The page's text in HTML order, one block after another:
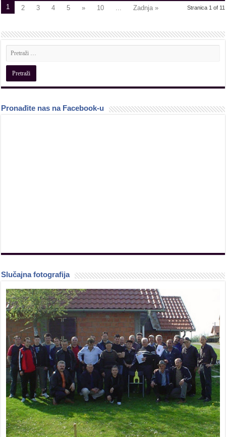
Stranica 1 of 11
1 2 3 4 5 » 10 ... Zadnja »
Pronađite nas na Facebook-u
Slučajna fotografija